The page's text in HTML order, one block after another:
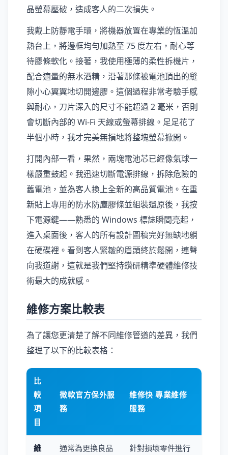
晶螢幕壓破，造成客人的二次損失。
我戴上防靜電手環，將機器放置在專業的恆溫加
熱台上，將邊框均勻加熱至 75 度左右，耐心等
待膠條軟化。接著，我使用極薄的柔性拆機片，
配合適量的無水酒精，沿著那條被電池頂出的縫
隙小心翼翼地切開邊膠。這個過程非常考驗手感
與耐心，刀片深入的尺寸不能超過 2 毫米，否則
會切斷內部的 Wi-Fi 天線或螢幕排線。足足花了
半個小時，我才完美無損地將整塊螢幕掀開。
打開內部一看，果然，兩塊電池芯已經像氣球一
樣嚴重鼓起。我迅速切斷電源排線，拆除危險的
舊電池，並為客人換上全新的高品質電池。在重
新貼上專用的防水防塵膠條並組裝還原後，我按
下電源鍵——熟悉的 Windows 標誌瞬間亮起，
進入桌面後，客人的所有設計圖稿完好無缺地躺
在硬碟裡。看到客人緊皺的眉頭終於鬆開，連聲
向我道謝，這就是我們堅持鑽研精準硬體維修技
術最大的成就感。
維修方案比較表
為了讓您更清楚了解不同維修管道的差異，我們
整理了以下的比較表格：
比
較
項
目
微軟官方保外服
務
維修快 專業維修
服務
維
通常為更換良品
針對損壞零件進行